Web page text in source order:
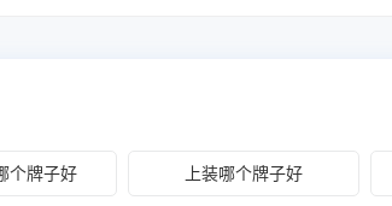
个牌子好 上装哪个牌子好